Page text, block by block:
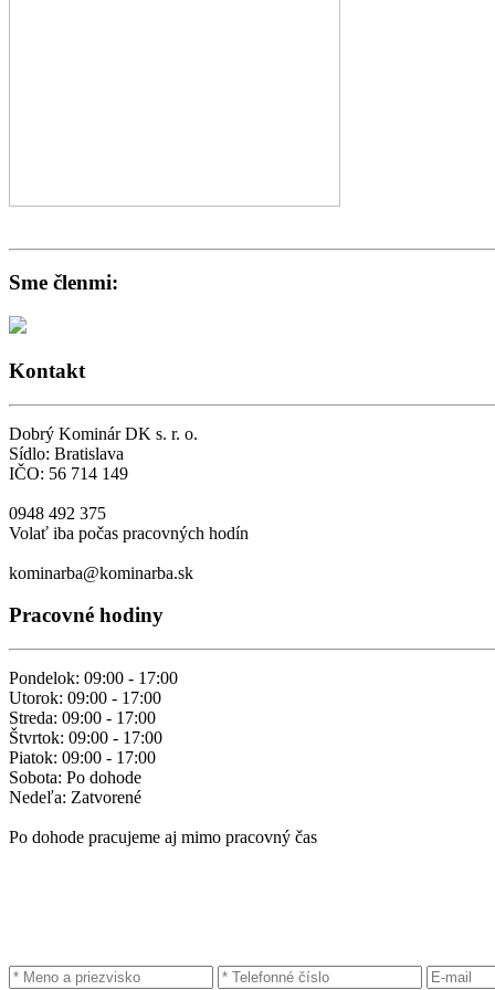
Sme členmi:
Kontakt
Dobrý Kominár DK s. r. o.
Sídlo: Bratislava
IČO: 56 714 149
0948 492 375
Volať iba počas pracovných hodín
kominarba@kominarba.sk
Pracovné hodiny
Pondelok: 09:00 - 17:00
Utorok: 09:00 - 17:00
Streda: 09:00 - 17:00
Štvrtok: 09:00 - 17:00
Piatok: 09:00 - 17:00
Sobota: Po dohode
Nedeľa: Zatvorené
Po dohode pracujeme aj mimo pracovný čas